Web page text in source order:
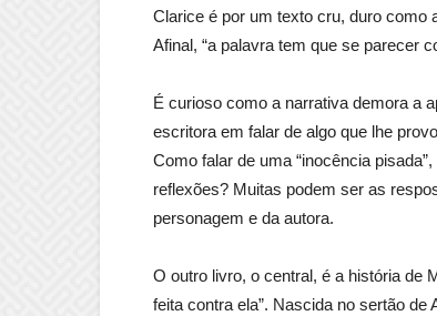
Clarice é por um texto cru, duro como
Afinal, “a palavra tem que se parecer
É curioso como a narrativa demora a
escritora em falar de algo que lhe
Como falar de uma “inocência
reflexões? Muitas podem ser as
personagem e da autora.
O outro livro, o central, é a história de
feita contra ela”. Nascida no sertão